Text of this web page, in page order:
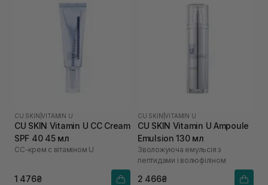
CU SKIN |VITAMIN U
CU SKIN Vitamin U CC Cream
SPF 40 45 мл
СС-крем с вітаміном U
1 476₴
CU SKIN |VITAMIN U
CU SKIN Vitamin U Ampoule
Emulsion 130 мл
Зволожуюча емульсія з
пептидами і волюфіліном
2 466₴